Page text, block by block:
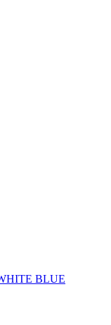
BLUE